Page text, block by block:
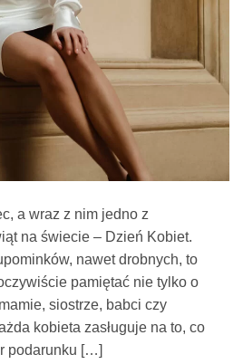
a wraz z nim jedno z
na świecie – Dzień Kobiet.
nawet drobnych, to
pamiętać nie tylko o
siostrze, babci czy
kobieta zasługuje na to, co
podarunku […]